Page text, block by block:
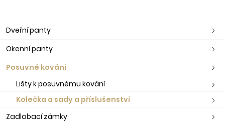
Dveřní panty
Okenní panty
Posuvné kování
Lišty k posuvnému kování
Kolečka a sady a příslušenství
Zadlabací zámky